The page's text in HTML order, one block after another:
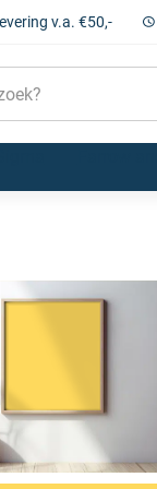
v.a. €50,-